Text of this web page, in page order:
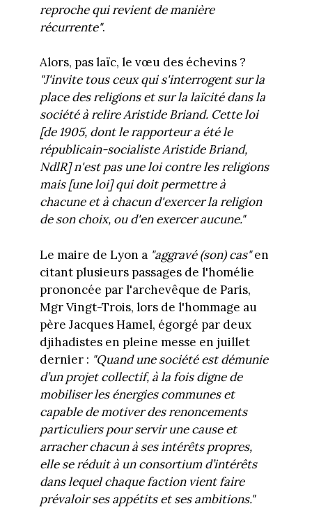
reproche qui revient de manière
récurrente".
Alors, pas laïc, le vœu des échevins ?
"J'invite tous ceux qui s'interrogent sur la
place des religions et sur la laïcité dans la
société à relire Aristide Briand. Cette loi
[de 1905, dont le rapporteur a été le
républicain-socialiste Aristide Briand,
NdlR] n'est pas une loi contre les religions
mais [une loi] qui doit permettre à
chacune et à chacun d'exercer la religion
de son choix, ou d'en exercer aucune."
Le maire de Lyon a "aggravé (son) cas"en
citant plusieurs passages de l'homélie
prononcée par l'archevêque de Paris,
Mgr Vingt-Trois, lors de l'hommage au
père Jacques Hamel, égorgé par deux
djihadistes en pleine messe en juillet
dernier : "Quand une société est démunie
d’un projet collectif, à la fois digne de
mobiliser les énergies communes et
capable de motiver des renoncements
particuliers pour servir une cause et
arracher chacun à ses intérêts propres,
elle se réduit à un consortium d’intérêts
dans lequel chaque faction vient faire
prévaloir ses appétits et ses ambitions."